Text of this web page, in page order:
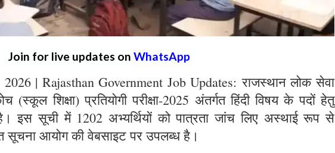
Join for live updates on WhatsApp
| Rajasthan Government Job Updates: राजस्थान लोक सेवा
(स्कूल शिक्षा) प्रतियोगी परीक्षा-2025 अंतर्गत हिंदी विषय के पदों हेतु
इस सूची में 1202 अभ्यर्थियों को पात्रता जांच लिए अस्थाई रूप से
सूचना आयोग की वेबसाइट पर उपलब्ध है।